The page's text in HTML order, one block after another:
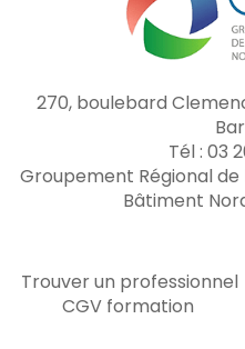
270, boulebard
Tél : 03
Groupement Régional
Bâtiment
Trouver un professionnel
CGV formation